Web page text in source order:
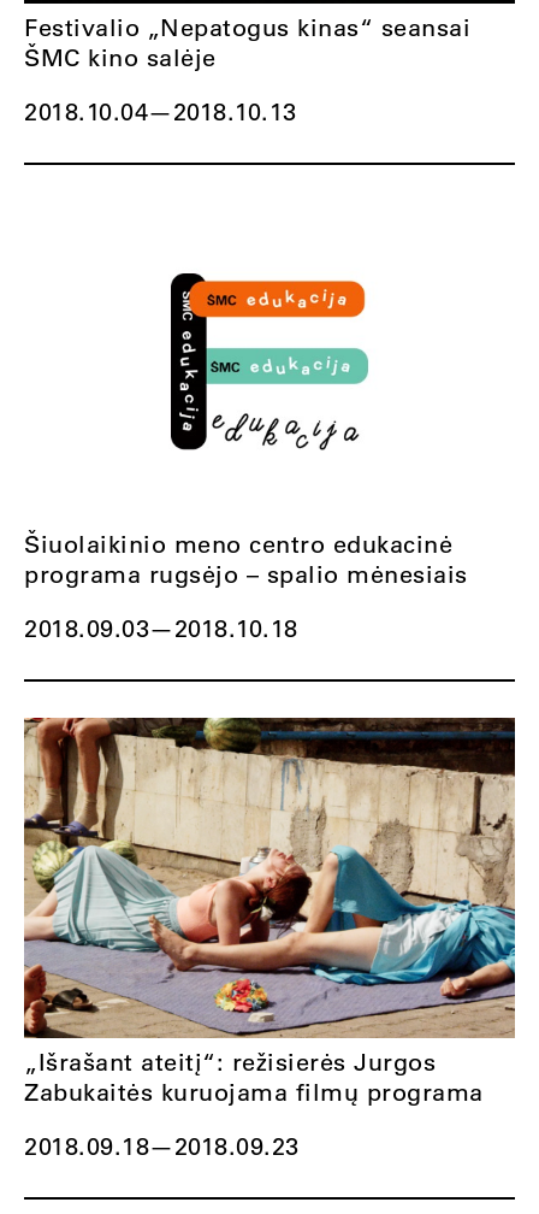
2018.10.04—2018.10.13
Festivalio „Nepatogus kinas“ seansai
ŠMC kino salėje
2018.09.03—2018.10.18
Šiuolaikinio meno centro edukacinė
programa rugsėjo – spalio mėnesiais
2018.09.18—2018.09.23
„Išrašant ateitį“: režisierės Jurgos
Zabukaitės kuruojama filmų programa